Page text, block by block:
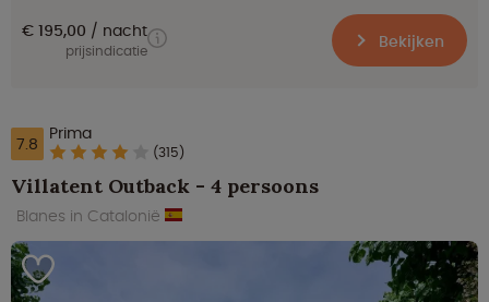
€ 195,00 nacht
prijsindicatie Bekijken
7.8 Prima
(315)
Villatent Outback - 4 persoons
Blanes in Catalonië